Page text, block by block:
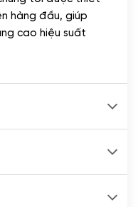
hàng đầu, giúp
cao hiệu suất